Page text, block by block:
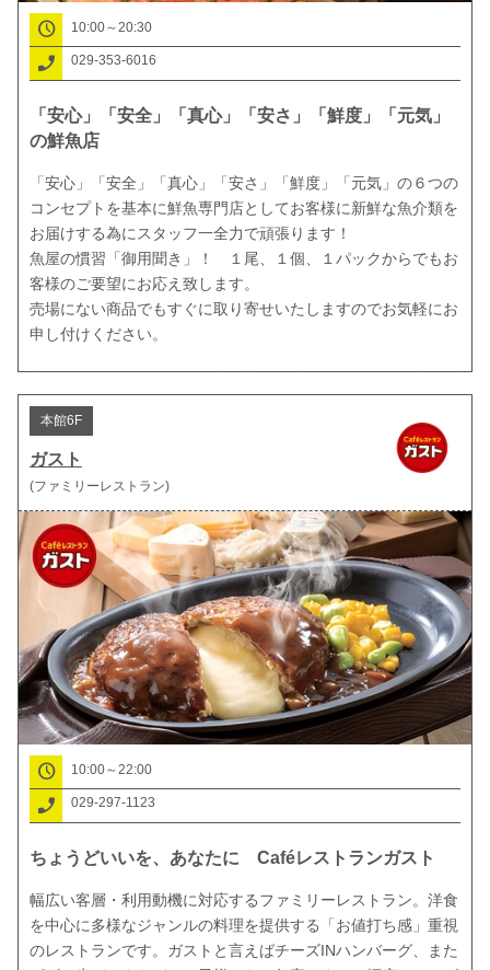
10:00～20:30
029-353-6016
「安心」「安全」「真心」「安さ」「鮮度」「元気」
の鮮魚店
「安心」「安全」「真心」「安さ」「鮮度」「元気」の６つの
コンセプトを基本に鮮魚専門店としてお客様に新鮮な魚介類を
お届けする為にスタッフ一全力で頑張ります！
魚屋の慣習「御用聞き」！　１尾、１個、１パックからでもお
客様のご要望にお応え致します。
売場にない商品でもすぐに取り寄せいたしますのでお気軽にお
申し付けください。
本館6F
ガスト
(ファミリーレストラン)
10:00～22:00
029-297-1123
ちょうどいいを、あなたに Caféレストランガスト
幅広い客層・利用動機に対応するファミリーレストラン。洋食
を中心に多様なジャンルの料理を提供する「お値打ち感」重視
のレストランです。ガストと言えばチーズINハンバーグ、また